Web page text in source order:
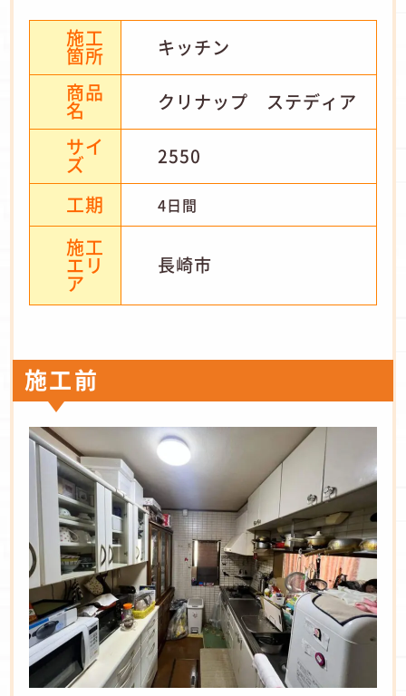
施工
箇所 キッチン
商品
名 クリナップ ステディア
サイ
ズ 2550
工期 4日間
施工
エリ
ア
長崎市
施工前